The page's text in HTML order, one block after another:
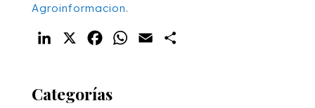
Agroinformacion.
LinkedIn FacebookWhatsApp
Email
Categorías